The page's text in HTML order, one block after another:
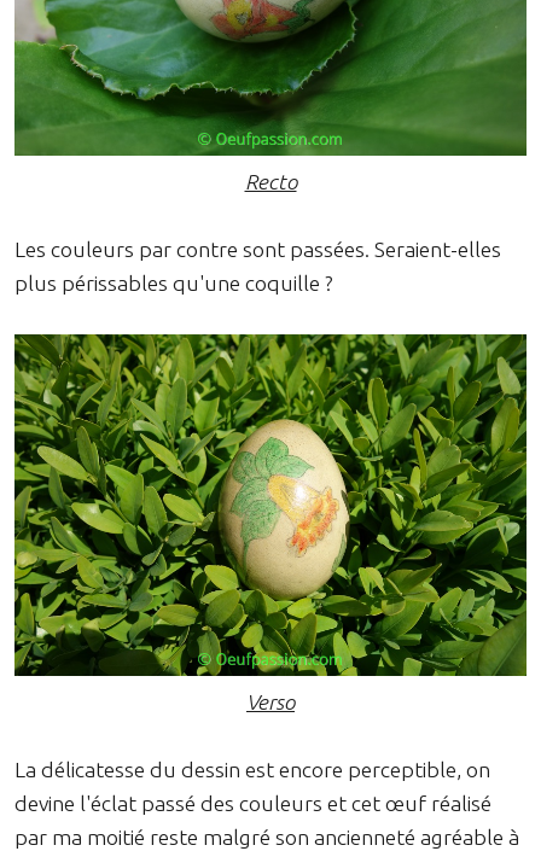
Recto
Les couleurs par contre sont passées. Seraient-elles
plus périssables qu'une coquille ?
Verso
La délicatesse du dessin est encore perceptible, on
devine l'éclat passé des couleurs et cet œuf réalisé
par ma moitié reste malgré son ancienneté agréable à